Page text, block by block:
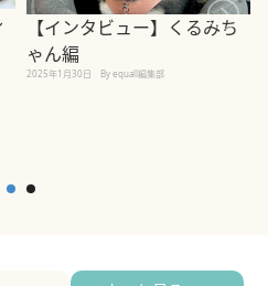
【インタビュー】くるみち
ゃん編
2025年1月30日 By equall編集部